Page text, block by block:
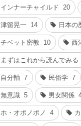
インナーチャイルド 20
津留晃一 14 日本の
チベット密教 10 西
まずはこれから読んでみる
自分軸 7 民俗学 7
無意識 5 男女関係
ホ・オポノポノ 4